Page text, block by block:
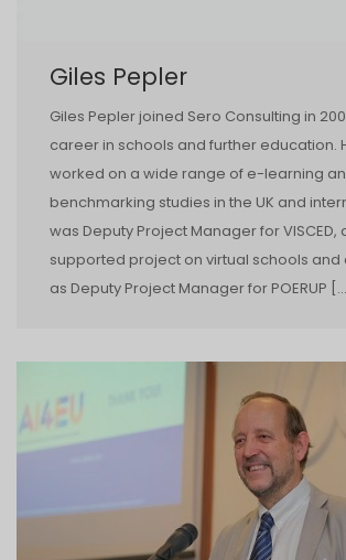
Giles Pepler
Giles Pepler joined Sero Consulting in
career in schools and further education.
worked on a wide range of e-learning
benchmarking studies in the UK and
was Deputy Project Manager for VISCED,
supported project on virtual schools
as Deputy Project Manager for POERUP